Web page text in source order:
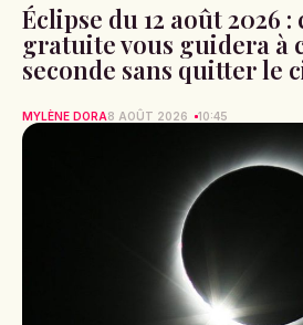
Éclipse du 12 août 2026
gratuite vous guidera à
seconde sans quitter le
MYLÈNE DORA8 AOÛT 2026 10:45